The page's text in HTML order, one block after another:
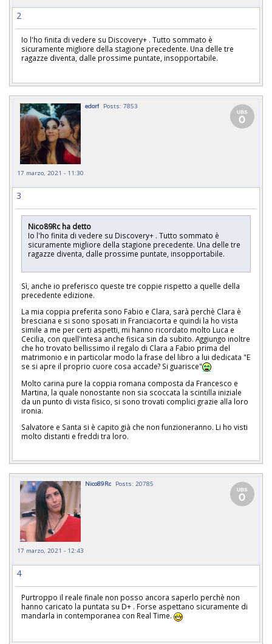
2
Io l'ho finita di vedere su Discovery+ . Tutto sommato è
sicuramente migliore della stagione precedente. Una delle tre
ragazze diventa, dalle prossime puntate, insopportabile.
edorf Posts: 7853
17 marzo, 2021 - 11:30
3
Nico89Rc ha detto
Io l'ho finita di vedere su Discovery+ . Tutto sommato è
sicuramente migliore della stagione precedente. Una delle tre
ragazze diventa, dalle prossime puntate, insopportabile.
Sì, anche io preferisco queste tre coppie rispetto a quelle della
precedente edizione.
La mia coppia preferita sono Fabio e Clara, sarà perchè Clara è
bresciana e si sono sposati in Franciacorta e quindi la ho vista
simile a me per certi aspetti, mi hanno ricordato molto Luca e
Cecilia, con quell'intesa anche fisica sin da subito. Aggiungo inoltre
che ho trovato bellissimo il regalo di Clara a Fabio prima del
matrimonio e in particolar modo la frase del libro a lui dedicata "E
se si apre il proprio cuore cosa accade? Si guarisce"
Molto carina pure la coppia romana composta da Francesco e
Martina, la quale nonostante non sia scoccata la scintilla iniziale
da un punto di vista fisico, si sono trovati complici grazie alla loro
ironia.
Salvatore e Santa si è capito già che non funzioneranno. Li ho visti
molto distanti e freddi tra loro.
Nico89Rc Posts: 20785
17 marzo, 2021 - 12:43
4
Purtroppo il reale finale non posso ancora saperlo perchè non
hanno caricato la puntata su D+ . Forse aspettano sicuramente di
mandarla in contemporanea con Real Time.